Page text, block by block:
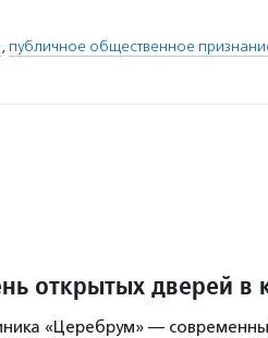
, публичное общественное
открытых дверей в
«Церебрум» —